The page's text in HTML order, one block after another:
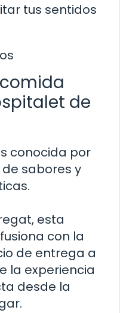
tus sentidos
de
conocida por
sabores y
esta
con la
de entrega a
la experiencia
desde la